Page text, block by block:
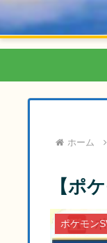
ホーム
【ポ
ポケモン